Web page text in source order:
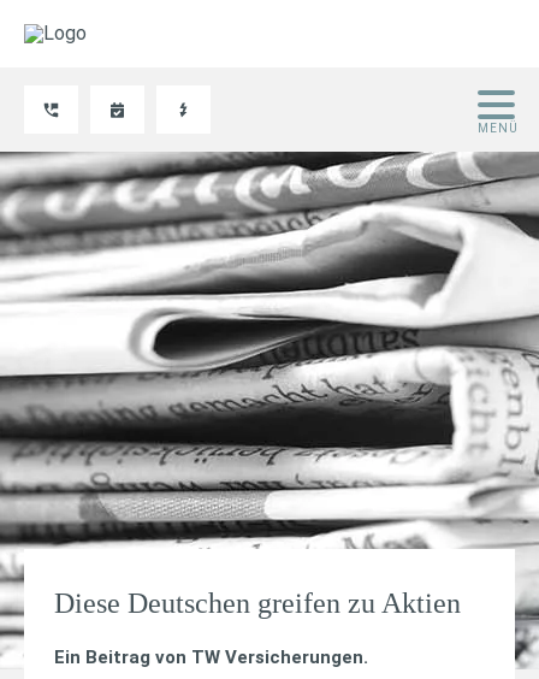
Diese Deutschen greifen zu Aktien
Ein Beitrag von TW Versicherungen.